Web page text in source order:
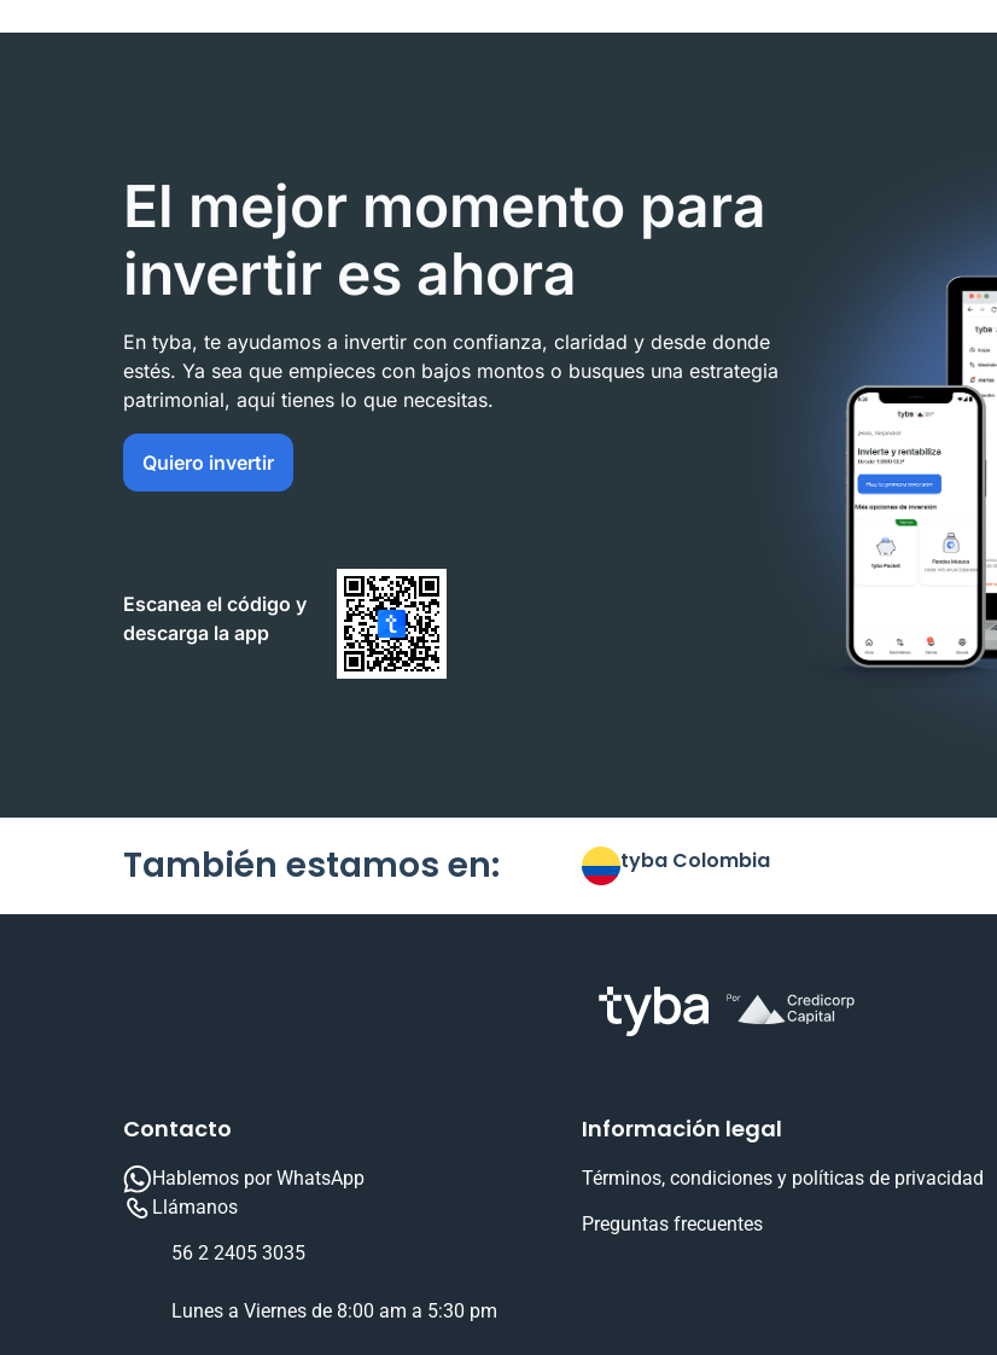
El mejor momento para
invertir es ahora
En tyba, te ayudamos a invertir con confianza, claridad y desde donde
estés. Ya sea que empieces con bajos montos o busques una estrategia
patrimonial, aquí tienes lo que necesitas.
Quiero invertir
Escanea el código y
descarga la app
También estamos en: tyba Colombia
Contacto
Hablemos por WhatsApp
Llámanos
56 2 2405 3035
Lunes a Viernes de 8:00 am a 5:30 pm
Información legal
Términos, condiciones y políticas de privacidad
Preguntas frecuentes